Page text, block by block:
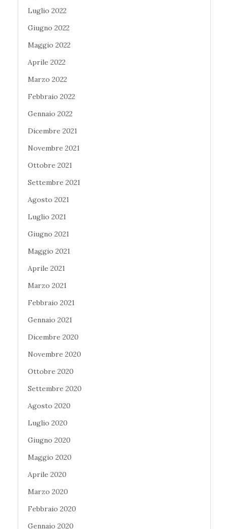
Luglio 2022
Giugno 2022
Maggio 2022
Aprile 2022
Marzo 2022
Febbraio 2022
Gennaio 2022
Dicembre 2021
Novembre 2021
Ottobre 2021
Settembre 2021
Agosto 2021
Luglio 2021
Giugno 2021
Maggio 2021
Aprile 2021
Marzo 2021
Febbraio 2021
Gennaio 2021
Dicembre 2020
Novembre 2020
Ottobre 2020
Settembre 2020
Agosto 2020
Luglio 2020
Giugno 2020
Maggio 2020
Aprile 2020
Marzo 2020
Febbraio 2020
Gennaio 2020